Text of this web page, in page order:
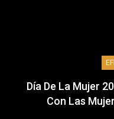
Día De La Mujer
Con Las